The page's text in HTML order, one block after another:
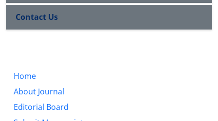
Contact Us
Home
About Journal
Editorial Board